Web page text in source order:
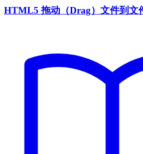
HTML5 拖动（Drag）文件到文